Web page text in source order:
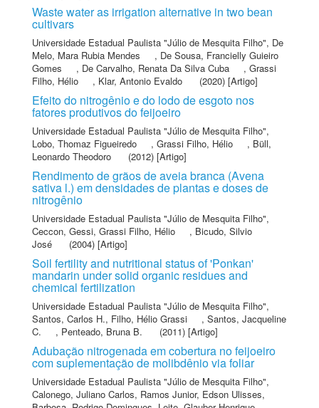
Waste water as irrigation alternative in two bean
cultivars
Universidade Estadual Paulista "Júlio de Mesquita Filho", De
Melo, Mara Rubia Mendes
, De Sousa, Francielly Guieiro
Gomes
, De Carvalho, Renata Da Silva Cuba , Grassi
Filho, Hélio
, Klar, Antonio Evaldo (2020) [Artigo]
Efeito do nitrogênio e do lodo de esgoto nos
fatores produtivos do feijoeiro
Universidade Estadual Paulista "Júlio de Mesquita Filho",
Lobo, Thomaz Figueiredo
, Grassi Filho, Hélio , Büll,
Leonardo Theodoro
(2012) [Artigo]
Rendimento de grãos de aveia branca (Avena
sativa l.) em densidades de plantas e doses de
nitrogênio
Universidade Estadual Paulista "Júlio de Mesquita Filho",
Ceccon, Gessi, Grassi Filho, Hélio , Bicudo, Silvio
José
(2004) [Artigo]
Soil fertility and nutritional status of 'Ponkan'
mandarin under solid organic residues and
chemical fertilization
Universidade Estadual Paulista "Júlio de Mesquita Filho",
Santos, Carlos H., Filho, Hélio Grassi , Santos, Jacqueline
C.
, Penteado, Bruna B. (2011) [Artigo]
Adubação nitrogenada em cobertura no feijoeiro
com suplementação de molibdênio via foliar
Universidade Estadual Paulista "Júlio de Mesquita Filho",
Calonego, Juliano Carlos, Ramos Junior, Edson Ulisses,